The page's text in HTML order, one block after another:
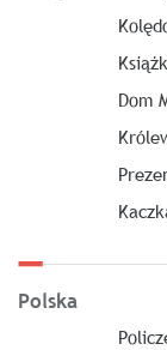
Dom
Polska